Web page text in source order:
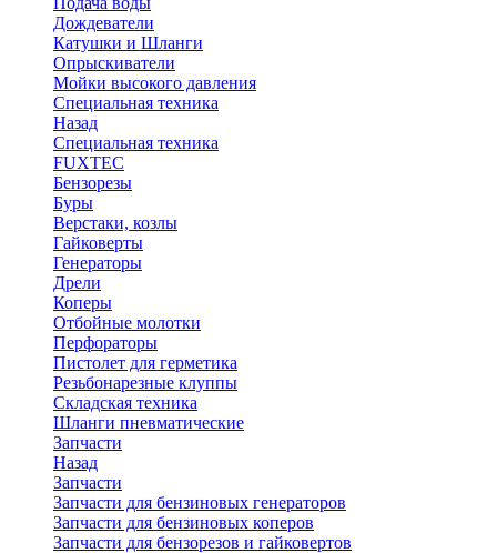
Дождеватели
Катушки и Шланги
Опрыскиватели
Мойки высокого давления
Специальная техника
Назад
Специальная техника
FUXTEC
Бензорезы
Буры
Верстаки, козлы
Гайковерты
Генераторы
Дрели
Коперы
Отбойные молотки
Перфораторы
Пистолет для герметика
Резьбонарезные клуппы
Складская техника
Шланги пневматические
Запчасти
Назад
Запчасти
Запчасти для бензиновых генераторов
Запчасти для бензиновых коперов
Запчасти для бензорезов и гайковертов